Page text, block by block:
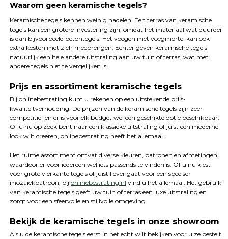
Waarom geen keramische tegels?
Keramische tegels kennen weinig nadelen. Een terras van keramische
tegels kan een grotere investering zijn, omdat het materiaal wat duurder
is dan bijvoorbeeld betontegels. Het voegen met voegmortel kan ook
extra kosten met zich meebrengen. Echter geven keramische tegels
natuurlijk een hele andere uitstraling aan uw tuin of terras, wat met
andere tegels niet te vergelijken is.
Prijs en assortiment keramische tegels
Bij onlinebestrating kunt u rekenen op een uitstekende prijs-
kwaliteitverhouding. De prijzen van de keramische tegels zijn zeer
competitief en er is voor elk budget wel een geschikte optie beschikbaar.
Of u nu op zoek bent naar een klassieke uitstraling of juist een moderne
look wilt creëren, onlinebestrating heeft het allemaal.
Het ruime assortiment omvat diverse kleuren, patronen en afmetingen,
waardoor er voor iedereen wel iets passends te vinden is. Of u nu kiest
voor grote vierkante tegels of juist liever gaat voor een speelser
mozaïekpatroon, bij onlinebestrating.nl vind u het allemaal. Het gebruik
van keramische tegels geeft uw tuin of terras een luxe uitstraling en
zorgt voor een sfeervolle en stijlvolle omgeving.
Bekijk de keramische tegels in onze showroom
Als u de keramische tegels eerst in het echt wilt bekijken voor u ze bestelt,